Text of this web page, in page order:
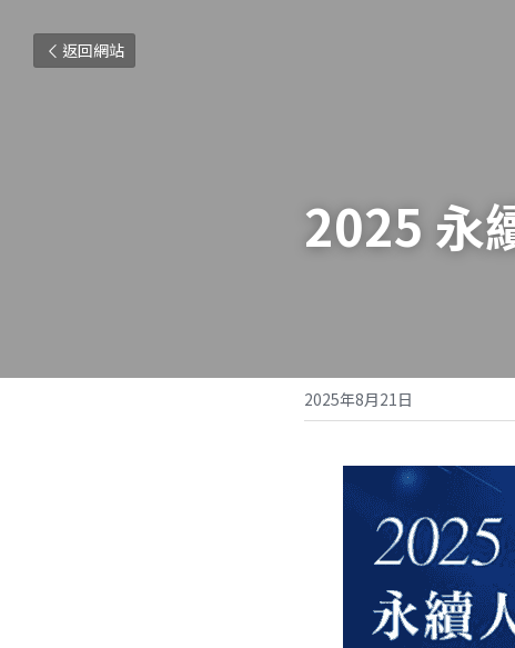
返回網站
2025 永
2025年8月21日